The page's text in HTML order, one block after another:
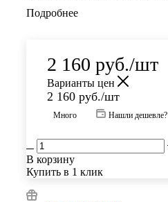
Подробнее
2 160 руб./шт
Варианты цен
2 160 руб./шт
Много Нашли дешевле?
В корзину
Купить в 1 клик